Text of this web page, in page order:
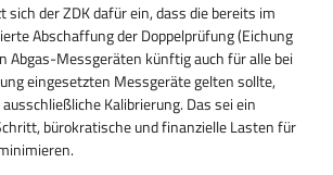
sich der ZDK dafür ein, dass die bereits im
Abschaffung der Doppelprüfung (Eichung
Abgas-Messgeräten künftig auch für alle bei
eingesetzten Messgeräte gelten sollte,
Kalibrierung. Das sei ein
bürokratische und finanzielle Lasten für